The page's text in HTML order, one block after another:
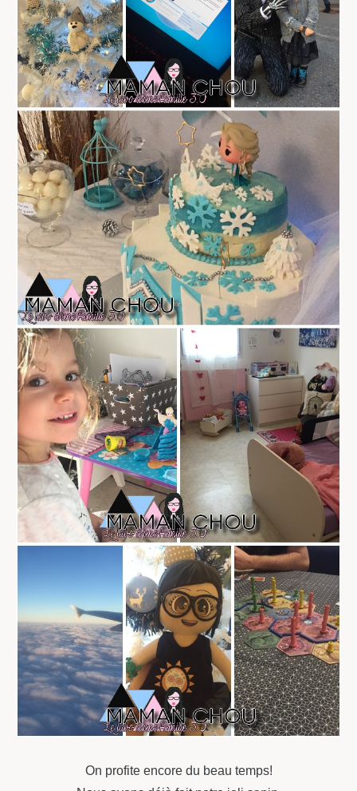
On profite encore du beau temps!